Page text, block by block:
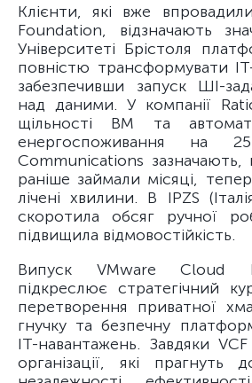
Клієнти, які вже
Foundation, відзначають
Університеті Брістоля
повністю трансформувати
забезпечивши запуск ШІ-
над даними. У компанії
щільності ВМ та
енергоспоживання на
Communications зазначають,
раніше займали місяці,
лічені хвилини. В IPZS
скоротила обсяг ручної
підвищила відмовостійкість.
Випуск VMware Cloud
підкреслює стратегічний
перетворення приватної
гнучку та безпечну
ІТ-навантажень. Завдяки
організації, які прагнуть